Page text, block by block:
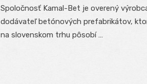
Spoločnosť Kamal-Bet je overený
dodávateľ betónových prefabrikátov,
na slovenskom trhu pôsobí …